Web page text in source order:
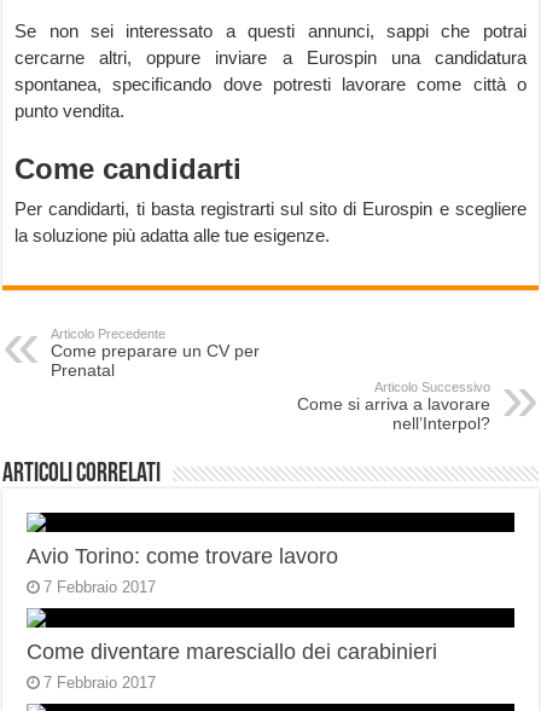
Se non sei interessato a questi annunci, sappi che potrai
cercarne altri, oppure inviare a Eurospin una candidatura
spontanea, specificando dove potresti lavorare come città o
punto vendita.
Come candidarti
Per candidarti, ti basta registrarti sul sito di Eurospin e scegliere
la soluzione più adatta alle tue esigenze.
Articolo Precedente
Come preparare un CV per
Prenatal
Articolo Successivo
Come si arriva a lavorare
nell’Interpol?
Articoli correlati
Avio Torino: come trovare lavoro
7 Febbraio 2017
Come diventare maresciallo dei carabinieri
7 Febbraio 2017